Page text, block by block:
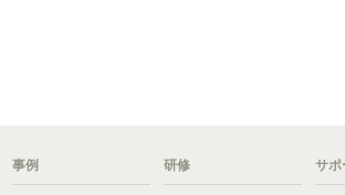
事例 研修 サポ